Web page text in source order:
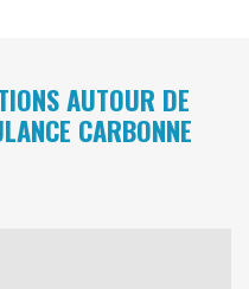
AUTOUR DE
CARBONNE